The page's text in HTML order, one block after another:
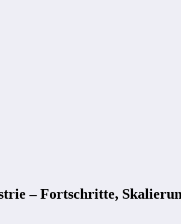
– Fortschritte,